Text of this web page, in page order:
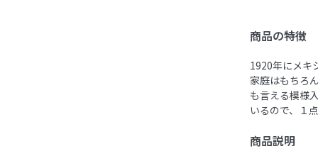
商品の特徴
1920年にメキ
家庭はもちろ
も言える模様
いるので、１
商品説明